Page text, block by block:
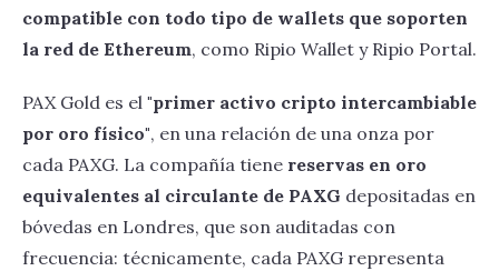
compatible con todo tipo de wallets que soporten
la red de Ethereum, como Ripio Wallet y Ripio Portal.
PAX Gold es el "primer activo cripto intercambiable
por oro físico", en una relación de una onza por
cada PAXG. La compañía tiene reservas en oro
equivalentes al circulante de PAXG depositadas en
bóvedas en Londres, que son auditadas con
frecuencia: técnicamente, cada PAXG representa